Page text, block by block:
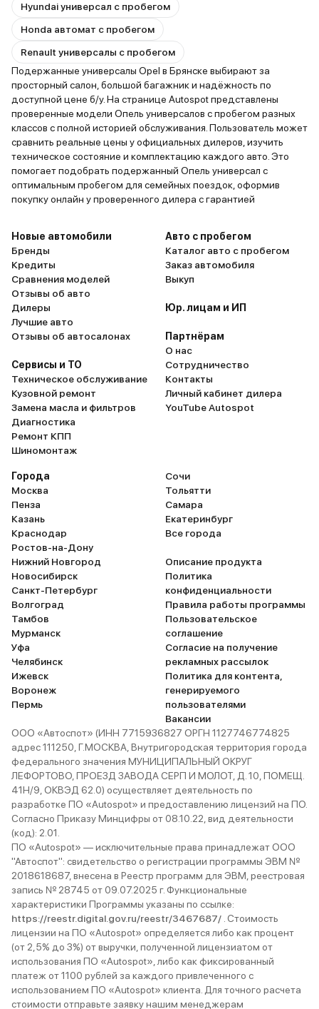
Hyundai универсал с пробегом
Honda автомат с пробегом
Renault универсалы с пробегом
Подержанные универсалы Opel в Брянске выбирают за
просторный салон, большой багажник и надёжность по
доступной цене б/у. На странице Autospot представлены
проверенные модели Опель универсалов с пробегом разных
классов с полной историей обслуживания. Пользователь может
сравнить реальные цены у официальных дилеров, изучить
техническое состояние и комплектацию каждого авто. Это
помогает подобрать подержанный Опель универсал с
оптимальным пробегом для семейных поездок, оформив
покупку онлайн у проверенного дилера с гарантией
Новые автомобили
Бренды
Кредиты
Сравнения моделей
Отзывы об авто
Дилеры
Лучшие авто
Отзывы об автосалонах
Сервисы и ТО
Техническое обслуживание
Кузовной ремонт
Замена масла и фильтров
Диагностика
Ремонт КПП
Шиномонтаж
Авто с пробегом
Каталог авто с пробегом
Заказ автомобиля
Выкуп
Юр. лицам и ИП
Партнёрам
О нас
Сотрудничество
Контакты
Личный кабинет дилера
YouTube Autospot
Города
Москва
Пенза
Казань
Краснодар
Ростов-на-Дону
Нижний Новгород
Новосибирск
Санкт-Петербург
Волгоград
Тамбов
Мурманск
Уфа
Челябинск
Ижевск
Воронеж
Пермь
Сочи
Тольятти
Самара
Екатеринбург
Все города
Описание продукта
Политика
конфиденциальности
Правила работы программы
Пользовательское
соглашение
Согласие на получение
рекламных рассылок
Политика для контента,
генерируемого
пользователями
Вакансии
ООО «Автоспот» (ИНН 7715936827 ОРГН 1127746774825
адрес 111250, Г.МОСКВА, Внутригородская территория города
федерального значения МУНИЦИПАЛЬНЫЙ ОКРУГ
ЛЕФОРТОВО, ПРОЕЗД ЗАВОДА СЕРП И МОЛОТ, Д. 10, ПОМЕЩ.
41Н/9, ОКВЭД 62.0) осуществляет деятельность по
разработке ПО «Autospot» и предоставлению лицензий на ПО.
Согласно Приказу Минцифры от 08.10.22, вид деятельности
(код): 2.01.
ПО «Autospot» — исключительные права принадлежат ООО
"Автоспот": свидетельство о регистрации программы ЭВМ №
2018618687, внесена в Реестр программ для ЭВМ, реестровая
запись № 28745 от 09.07.2025 г. Функциональные
характеристики Программы указаны по ссылке:
https://reestr.digital.gov.ru/reestr/3467687/ . Стоимость
лицензии на ПО «Autospot» определяется либо как процент
(от 2,5% до 3%) от выручки, полученной лицензиатом от
использования ПО «Autospot», либо как фиксированный
платеж от 1100 рублей за каждого привлеченного с
использованием ПО «Autospot» клиента. Для точного расчета
стоимости отправьте заявку нашим менеджерам